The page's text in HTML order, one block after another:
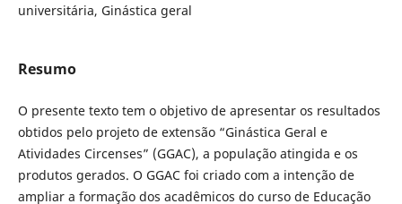
universitária, Ginástica geral
Resumo
O presente texto tem o objetivo de apresentar os resultados
obtidos pelo projeto de extensão “Ginástica Geral e
Atividades Circenses” (GGAC), a população atingida e os
produtos gerados. O GGAC foi criado com a intenção de
ampliar a formação dos acadêmicos do curso de Educação